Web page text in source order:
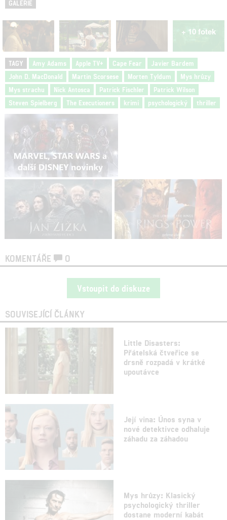
GALERIE
+ 10 fotek
TAGY Amy Adams Apple TV+ Cape Fear
Javier Bardem
John D. MacDonald
Martin Scorsese Morten Tyldum
Mys hrůzy
Mys strachu
Nick Antosca Patrick Fischler
Patrick Wilson
Steven Spielberg
The Executioners krimi psychologický thriller
KOMENTÁŘE 0
Vstoupit do diskuze
SOUVISEJÍCÍ ČLÁNKY
Little Disasters:
Přátelská čtveřice se
drsně rozpadá v krátké
upoutávce
Její vina: Únos syna v
nové detektivce odhaluje
záhadu za záhadou
Mys hrůzy: Klasický
psychologický thriller
dostane moderní kabát